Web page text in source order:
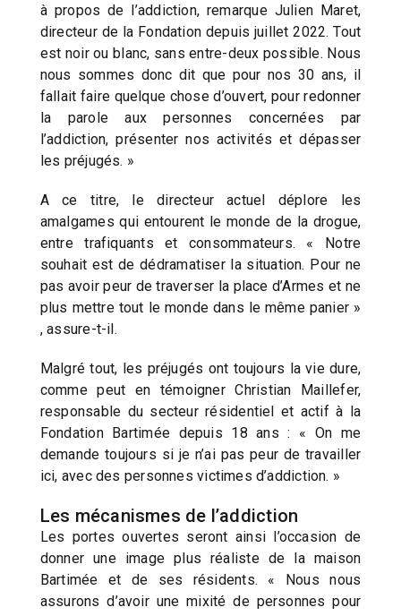
à propos de l’addiction, remarque Julien Maret,
directeur de la Fondation depuis juillet 2022. Tout
est noir ou blanc, sans entre-deux possible. Nous
nous sommes donc dit que pour nos 30 ans, il
fallait faire quelque chose d’ouvert, pour redonner
la parole aux personnes concernées par
l’addiction, présenter nos activités et dépasser
les préjugés. »
A ce titre, le directeur actuel déplore les
amalgames qui entourent le monde de la drogue,
entre trafiquants et consommateurs. « Notre
souhait est de dédramatiser la situation. Pour ne
pas avoir peur de traverser la place d’Armes et ne
plus mettre tout le monde dans le même panier »
, assure-t-il.
Malgré tout, les préjugés ont toujours la vie dure,
comme peut en témoigner Christian Maillefer,
responsable du secteur résidentiel et actif à la
Fondation Bartimée depuis 18 ans : « On me
demande toujours si je n’ai pas peur de travailler
ici, avec des personnes victimes d’addiction. »
Les mécanismes de l’addiction
Les portes ouvertes seront ainsi l’occasion de
donner une image plus réaliste de la maison
Bartimée et de ses résidents. « Nous nous
assurons d’avoir une mixité de personnes pour